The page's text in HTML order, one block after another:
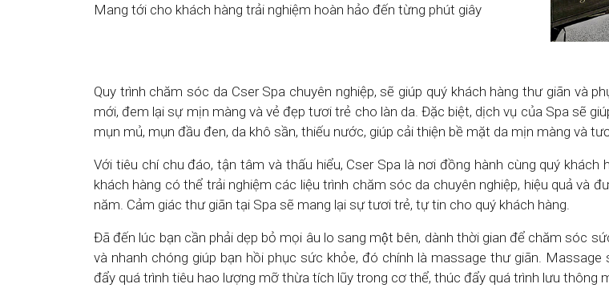
Mang tới cho khách hàng trải nghiệm hoàn hảo đến từng phút giây
Quy trình chăm sóc da Cser Spa chuyên nghiệp, sẽ giúp quý khách hàng thư giãn và
mới, đem lại sự mịn màng và vẻ đẹp tươi trẻ cho làn da. Đặc biệt, dịch vụ của Spa sẽ
mụn mủ, mụn đầu đen, da khô sần, thiếu nước, giúp cải thiện bề mặt da mịn màng và
Với tiêu chí chu đáo, tận tâm và thấu hiểu, Cser Spa là nơi đồng hành cùng quý
khách hàng có thể trải nghiệm các liệu trình chăm sóc da chuyên nghiệp, hiệu quả và
năm. Cảm giác thư giãn tại Spa sẽ mang lại sự tươi trẻ, tự tin cho quý khách hàng.
Đã đến lúc bạn cần phải dẹp bỏ mọi âu lo sang một bên, dành thời gian để chăm sóc
và nhanh chóng giúp bạn hồi phục sức khỏe, đó chính là massage thư giãn.
đẩy quá trình tiêu hao lượng mỡ thừa tích lũy trong cơ thể, thúc đẩy quá trình lưu thông